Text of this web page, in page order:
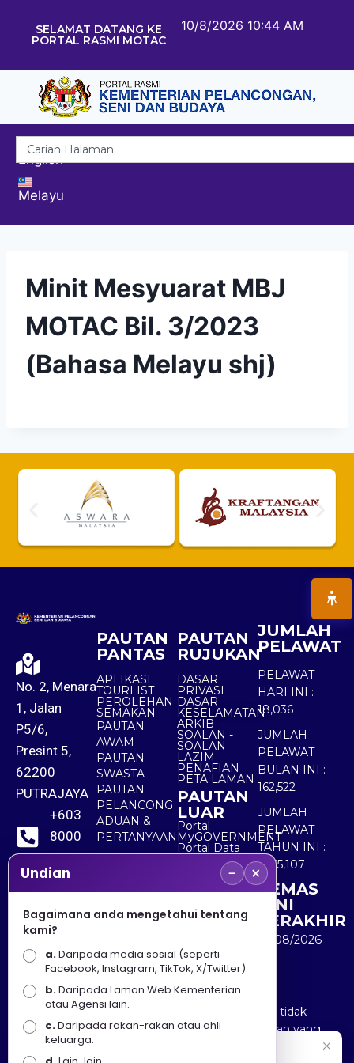
SELAMAT DATANG KE
PORTAL RASMI MOTAC
10/8/2026 10:44 AM
English
Melayu
Minit Mesyuarat MBJ
MOTAC Bil. 3/2023
(Bahasa Melayu shj)
No. 2, Menara
1, Jalan
P5/6,
Presint 5,
62200
PUTRAJAYA
+603
8000
8000
+603
8891
7100
PAUTAN
PANTAS
APLIKASI
TOURLIST
PEROLEHAN
SEMAKAN
PAUTAN
AWAM
PAUTAN
SWASTA
PAUTAN
PELANCONG
ADUAN &
PERTANYAAN
PAUTAN
RUJUKAN
DASAR
PRIVASI
DASAR
KESELAMATAN
ARKIB
SOALAN -
SOALAN
LAZIM
PENAFIAN
PETA LAMAN
PAUTAN
LUAR
Portal
MyGOVERNMENT
Portal Data
Terbuka
Sektor Awam
JUMLAH
PELAWAT
PELAWAT
HARI INI :
18,036
JUMLAH
PELAWAT
BULAN INI :
162,522
JUMLAH
PELAWAT
TAHUN INI :
5,565,107
KEMAS
KINI
TERAKHIR
10/08/2026
Penafian : Kerajaan Malaysia dan Kementerian
Pelancongan Seni dan Budaya (MOTAC) adalah tidak
bertanggungjawab atas kehilangan atau kerugian yang
disebabkan oleh penggunaan mana-mana maklumat
Undian − ×
Bagaimana anda mengetahui tentang
kami?
a.Daripada media sosial (seperti
Facebook, Instagram, TikTok, X/Twitter)
b.Daripada Laman Web Kementerian
atau Agensi lain.
c.Daripada rakan-rakan atau ahli
keluarga.